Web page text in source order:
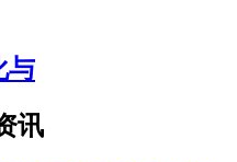
与
讯